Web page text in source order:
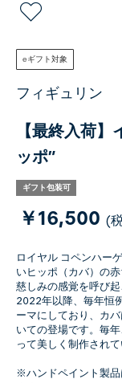
eギフト対象
フィギュリン
【最終入荷
ッポ”
ギフト包装可
￥16,500 (
ロイヤル コペンハー
いヒッポ（カバ）の
慈しみの感覚を呼び起
2022年以降、毎年恒
ーマにしており、カ
いての登場です。毎
って美しく制作されて
※ハンドペイント製